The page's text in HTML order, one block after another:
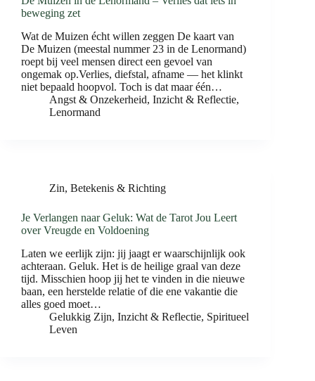
beweging zet
Wat de Muizen écht willen zeggen De kaart van
De Muizen (meestal nummer 23 in de Lenormand)
roept bij veel mensen direct een gevoel van
ongemak op.Verlies, diefstal, afname — het klinkt
niet bepaald hoopvol. Toch is dat maar één…
Angst & Onzekerheid, Inzicht & Reflectie,
Lenormand
Zin, Betekenis & Richting
Je Verlangen naar Geluk: Wat de Tarot Jou Leert
over Vreugde en Voldoening
Laten we eerlijk zijn: jij jaagt er waarschijnlijk ook
achteraan. Geluk. Het is de heilige graal van deze
tijd. Misschien hoop jij het te vinden in die nieuwe
baan, een herstelde relatie of die ene vakantie die
alles goed moet…
Gelukkig Zijn, Inzicht & Reflectie, Spiritueel
Leven